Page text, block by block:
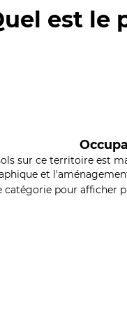
est le
sur ce territoire est
et
catégorie pour afficher